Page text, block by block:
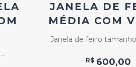
JANELA DE
MÉDIA COM
Janela de ferro
R$ 600,00